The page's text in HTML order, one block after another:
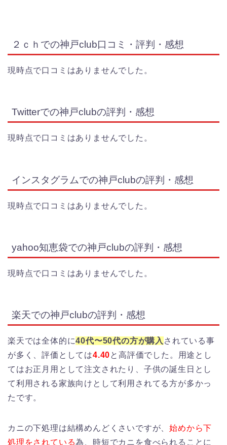
２ｃｈでの神戸club口コミ・評判・感想
現時点で口コミはありませんでした。
Twitterでの神戸clubの評判・感想
現時点で口コミはありませんでした。
インスタグラムでの神戸clubの評判・感想
現時点で口コミはありませんでした。
yahoo知恵袋での神戸clubの評判・感想
現時点で口コミはありませんでした。
楽天での神戸clubの評判・感想
楽天では全体的に40代〜50代の方が購入 されている事
が多く、評価としては4.40と高評価でした。用途とし
てはお正月用として注文されたり、子供の誕生日とし
て利用される家族向けとして利用されてる方が多かっ
たです。
カニの下処理は結構めんどくさいですが、始めから下
処理をされている為、時短でカニを食べられることに